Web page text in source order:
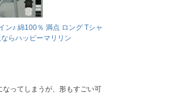
ン♪ 綿100％ 満点 ロング Tシャ
らハッピーマリリン
ってしまうが、形もすごい可